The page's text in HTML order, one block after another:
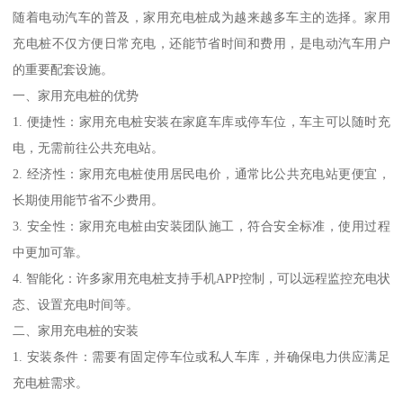
随着电动汽车的普及，家用充电桩成为越来越多车主的选择。家用
充电桩不仅方便日常充电，还能节省时间和费用，是电动汽车用户
的重要配套设施。
一、家用充电桩的优势
1. 便捷性：家用充电桩安装在家庭车库或停车位，车主可以随时充
电，无需前往公共充电站。
2. 经济性：家用充电桩使用居民电价，通常比公共充电站更便宜，
长期使用能节省不少费用。
3. 安全性：家用充电桩由安装团队施工，符合安全标准，使用过程
中更加可靠。
4. 智能化：许多家用充电桩支持手机APP控制，可以远程监控充电状
态、设置充电时间等。
二、家用充电桩的安装
1. 安装条件：需要有固定停车位或私人车库，并确保电力供应满足
充电桩需求。